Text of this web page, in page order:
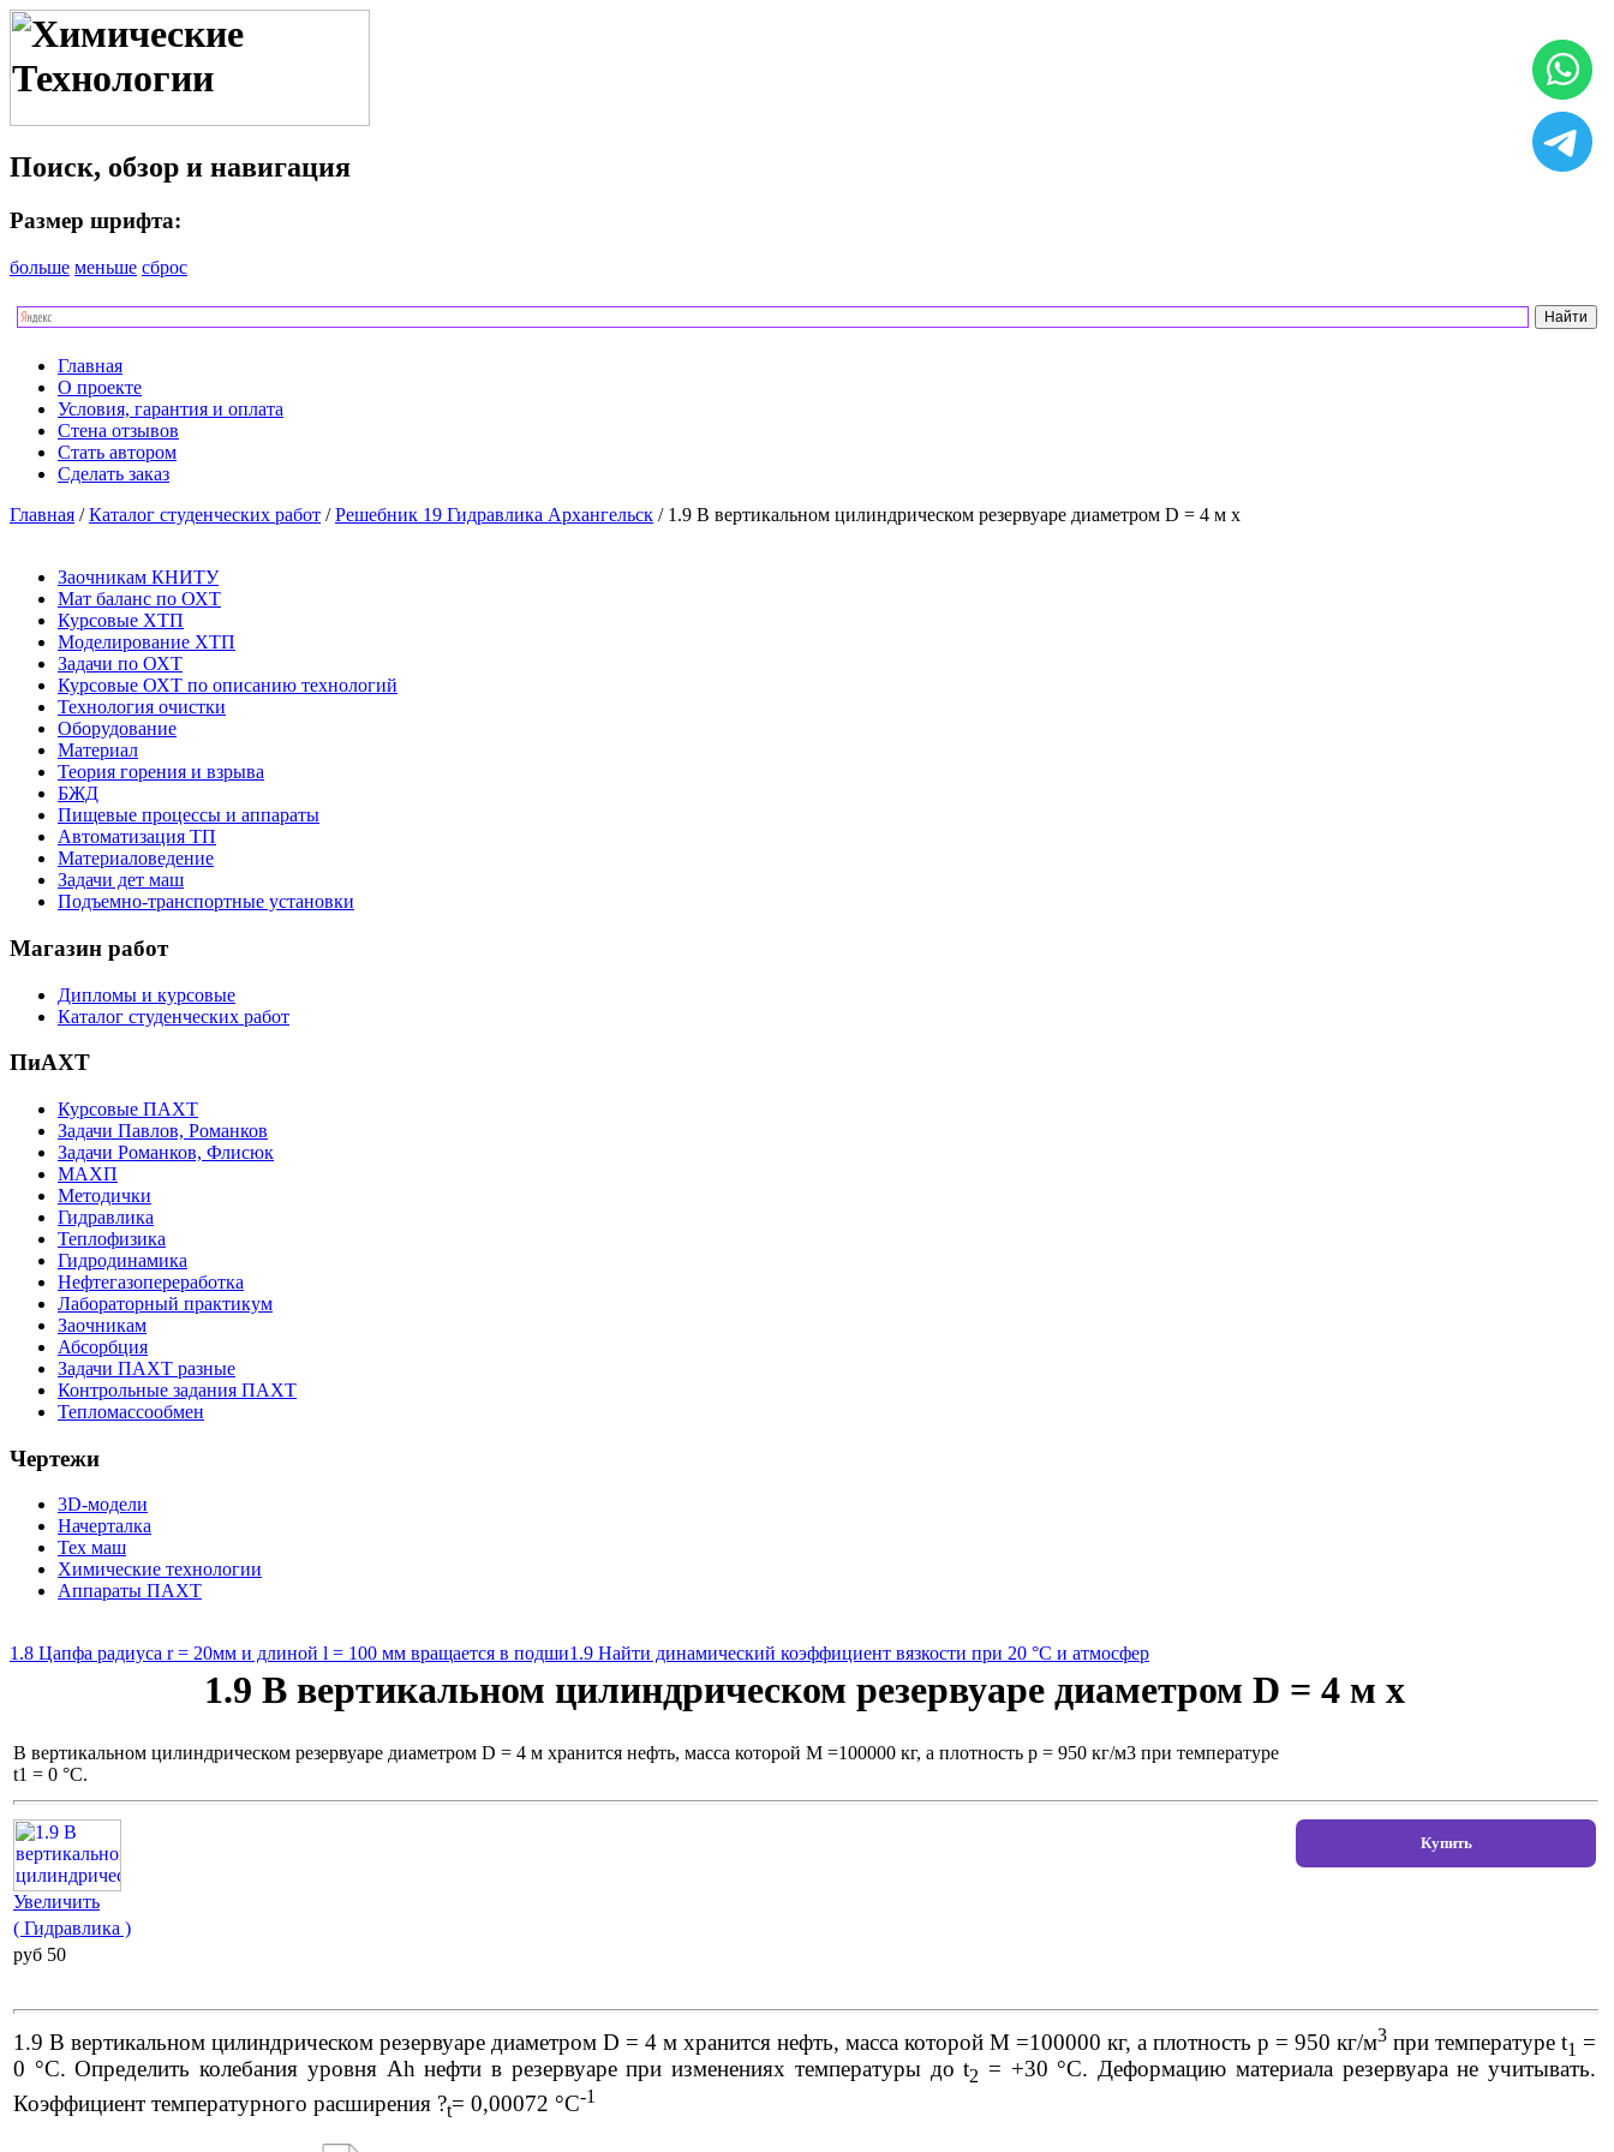
Поиск, обзор и навигация
Размер шрифта:
больше меньше сброс
Главная
О проекте
Условия, гарантия и оплата
Стена отзывов
Стать автором
Сделать заказ
Главная /Каталог студенческих работ /Решебник 19 Гидравлика Архангельск / 1.9 В вертикальном цилиндрическом резервуаре диаметром D = 4 м х
Заочникам КНИТУ
Мат баланс по ОХТ
Курсовые ХТП
Моделирование ХТП
Задачи по ОХТ
Курсовые ОХТ по описанию технологий
Технология очистки
Оборудование
Материал
Теория горения и взрыва
БЖД
Пищевые процессы и аппараты
Автоматизация ТП
Материаловедение
Задачи дет маш
Подъемно-транспортные установки
Магазин работ
Дипломы и курсовые
Каталог студенческих работ
ПиАХТ
Курсовые ПАХТ
Задачи Павлов, Романков
Задачи Романков, Флисюк
МАХП
Методички
Гидравлика
Теплофизика
Гидродинамика
Нефтегазопереработка
Лабораторный практикум
Заочникам
Абсорбция
Задачи ПАХТ разные
Контрольные задания ПАХТ
Тепломассообмен
Чертежи
3D-модели
Начерталка
Тех маш
Химические технологии
Аппараты ПАХТ
1.8 Цапфа радиуса r = 20мм и длиной l = 100 мм вращается в подши1.9 Найти динамический коэффициент вязкости при 20 °С и атмосфер
1.9 В вертикальном цилиндрическом резервуаре диаметром D = 4 м х
В вертикальном цилиндрическом резервуаре диаметром D = 4 м хранится нефть, масса которой М =100000 кг, а плотность р = 950 кг/м3 при температуре
t1 = 0 °С.
Увеличить
( Гидравлика )
pуб 50
1.9 В вертикальном цилиндрическом резервуаре диаметром D = 4 м хранится нефть, масса которой М =100000 кг, а плотность р = 950 кг/м3 при температуре t1 =
0 °С. Определить колебания уровня Ah нефти в резервуаре при изменениях температуры до t2 = +30 °С. Деформацию материала резервуара не учитывать.
Коэффициент температурного расширения ?t= 0,00072 °С-1